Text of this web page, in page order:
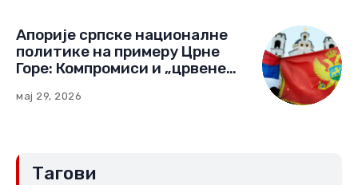
Апорије српске националне
политике на примеру Црне
Горе: Компромиси и „црвене
мај 29, 2026
Тагови